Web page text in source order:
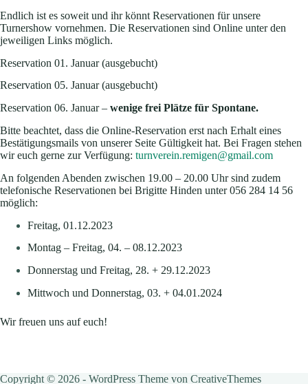
Endlich ist es soweit und ihr könnt Reservationen für unsere
Turnershow vornehmen. Die Reservationen sind Online unter den
jeweiligen Links möglich.
Reservation 01. Januar (ausgebucht)
Reservation 05. Januar (ausgebucht)
Reservation 06. Januar – wenige frei Plätze für Spontane.
Bitte beachtet, dass die Online-Reservation erst nach Erhalt eines
Bestätigungsmails von unserer Seite Gültigkeit hat. Bei Fragen stehen
wir euch gerne zur Verfügung: turnverein.remigen@gmail.com
An folgenden Abenden zwischen 19.00 – 20.00 Uhr sind zudem
telefonische Reservationen bei Brigitte Hinden unter 056 284 14 56
möglich:
Freitag, 01.12.2023
Montag – Freitag, 04. – 08.12.2023
Donnerstag und Freitag, 28. + 29.12.2023
Mittwoch und Donnerstag, 03. + 04.01.2024
Wir freuen uns auf euch!
Copyright © 2026 - WordPress Theme von CreativeThemes